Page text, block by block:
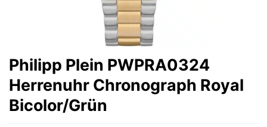
Philipp Plein PWPRA0324
Herrenuhr Chronograph Royal
Bicolor/Grün